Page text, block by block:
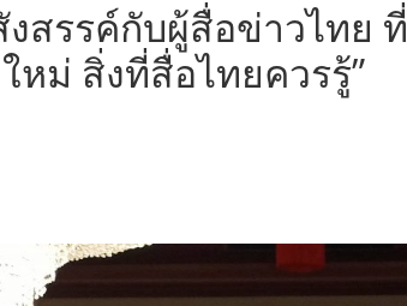
สรรค์กับผู้สื่อข่าวไทย ที่
หม่ สิ่งที่สื่อไทยควรรู้”